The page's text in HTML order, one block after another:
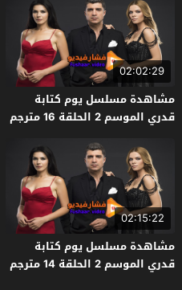
02:02:29
مشاهدة مسلسل يوم كتابة
قدري الموسم 2 الحلقة 16 مترجم
02:15:22
مشاهدة مسلسل يوم كتابة
قدري الموسم 2 الحلقة 14 مترجم